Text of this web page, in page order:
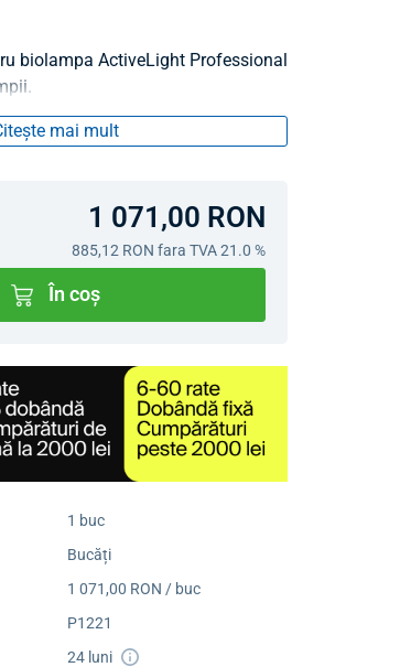
biolampa ActiveLight Professional
mai mult
1 071,00 RON
885,12 RON fara TVA 21.0 %
În coș
1 buc
Bucăți
1 071,00 RON / buc
P1221
24 luni